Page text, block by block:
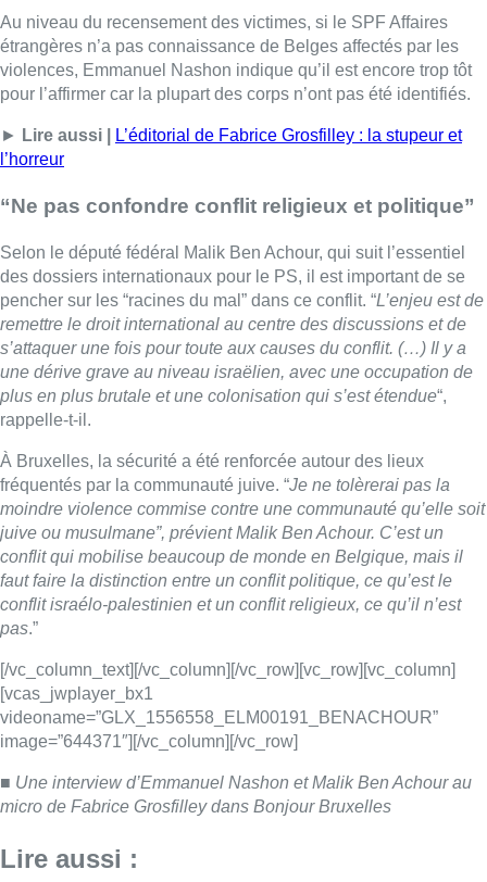
remettre le droit international au centre des discussions et de
s’attaquer une fois pour toute aux causes du conflit. (…) Il y a
une dérive grave au niveau israëlien, avec une occupation de
plus en plus brutale et une colonisation qui s’est étendue“,
rappelle-t-il.
À Bruxelles, la sécurité a été renforcée autour des lieux
fréquentés par la communauté juive. “Je ne tolèrerai pas la
moindre violence commise contre une communauté qu’elle soit
juive ou musulmane”, prévient Malik Ben Achour. C’est un
conflit qui mobilise beaucoup de monde en Belgique, mais il
faut faire la distinction entre un conflit politique, ce qu’est le
conflit israélo-palestinien et un conflit religieux, ce qu’il n’est
pas
[/vc_column_text][/vc_column][/vc_row][vc_row][vc_column]
[vcas_jwplayer_bx1
videoname=”GLX_1556558_ELM00191_BENACHOUR”
image=”644371″][/vc_column][/vc_row]
■ Une interview d’Emmanuel Nashon et Malik Ben Achour au
micro de Fabrice Grosfilley dans Bonjour Bruxelles
Lire aussi :
inattendu grâce à l’IA